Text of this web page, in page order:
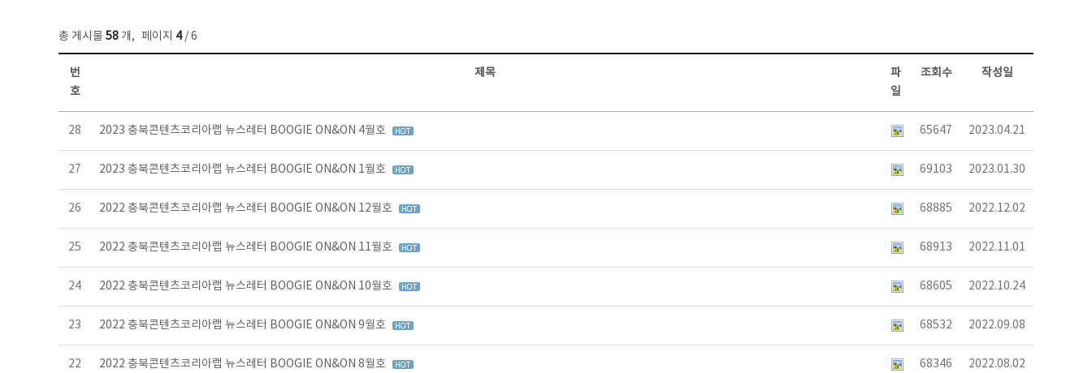
총 게시물 58 개, 페이지 4/ 6
뉴스레터 목록 - 번호, 제목, 작성자, 파일, 조회수, 작성일 정보 제공
번
호
제목
파
일
조회수 작성일
28 2023 충북콘텐츠코리아랩 뉴스레터 BOOGIE ON&ON 4월호 65647 2023.04.21
27 2023 충북콘텐츠코리아랩 뉴스레터 BOOGIE ON&ON 1월호 69103 2023.01.30
26 2022 충북콘텐츠코리아랩 뉴스레터 BOOGIE ON&ON 12월호 68885 2022.12.02
25 2022 충북콘텐츠코리아랩 뉴스레터 BOOGIE ON&ON 11월호 68913 2022.11.01
24 2022 충북콘텐츠코리아랩 뉴스레터 BOOGIE ON&ON 10월호 68605 2022.10.24
23 2022 충북콘텐츠코리아랩 뉴스레터 BOOGIE ON&ON 9월호 68532 2022.09.08
22 2022 충북콘텐츠코리아랩 뉴스레터 BOOGIE ON&ON 8월호 68346 2022.08.02